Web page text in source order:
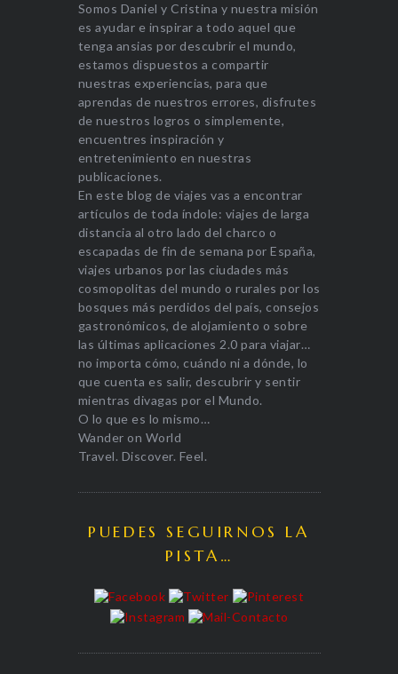
Somos Daniel y Cristina y nuestra misión
es ayudar e inspirar a todo aquel que
tenga ansias por descubrir el mundo,
estamos dispuestos a compartir
nuestras experiencias, para que
aprendas de nuestros errores, disfrutes
de nuestros logros o simplemente,
encuentres inspiración y
entretenimiento en nuestras
publicaciones.
En este blog de viajes vas a encontrar
artículos de toda índole: viajes de larga
distancia al otro lado del charco o
escapadas de fin de semana por España,
viajes urbanos por las ciudades más
cosmopolitas del mundo o rurales por los
bosques más perdidos del país, consejos
gastronómicos, de alojamiento o sobre
las últimas aplicaciones 2.0 para viajar…
no importa cómo, cuándo ni a dónde, lo
que cuenta es salir, descubrir y sentir
mientras divagas por el Mundo.
O lo que es lo mismo…
Wander on World
Travel. Discover. Feel.
PUEDES SEGUIRNOS LA
PISTA…